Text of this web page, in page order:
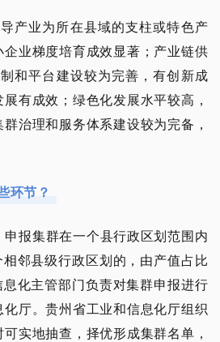
产业为所在县域的支柱或特色产
业梯度培育成效显著；产业链供
和平台建设较为完善，有创新成
有成效；绿色化发展水平较高，
治理和服务体系建设较为完备，
环节？
报集群在一个县行政区划范围内
邻县级行政区划的，由产值占比
化主管部门负责对集群申报进行
厅。贵州省工业和信息化厅组织
实地抽查，择优形成集群名单，